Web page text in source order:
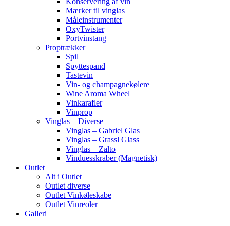
Mærker til vinglas
Måleinstrumenter
OxyTwister
Portvinstang
Proptrækker
Spil
Spyttespand
Tastevin
Vin- og champagnekølere
Wine Aroma Wheel
Vinkarafler
Vinprop
Vinglas – Diverse
Vinglas – Gabriel Glas
Vinglas – Grassl Glass
Vinglas – Zalto
Vinduesskraber (Magnetisk)
Outlet
Alt i Outlet
Outlet diverse
Outlet Vinkøleskabe
Outlet Vinreoler
Galleri